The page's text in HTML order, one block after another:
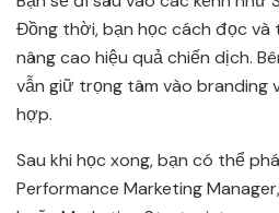
Đồng thời, bạn học cách đọc và
nâng cao hiệu quả chiến dịch.
vẫn giữ trọng tâm vào branding
hợp.
Sau khi học xong, bạn có thể
Performance Marketing